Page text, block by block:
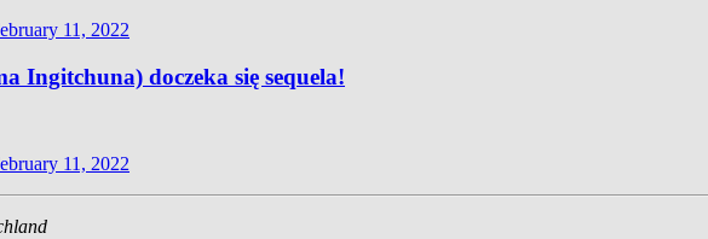
11, 2022
Ingitchuna) doczeka się sequela!
11, 2022